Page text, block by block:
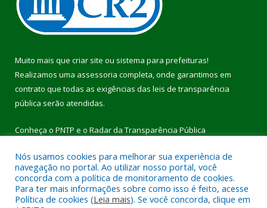
Muito mais que criar site ou sistema para prefeituras!
Realizamos uma assessoria completa, onde garantimos em
contrato que todas as exigências das leis de transparência
pública serão atendidas.
Conheça o PNTP e o Radar da Transparência Pública
Todos os direitos reservados a Prefeitura Municipal de Pau
D’Arco.
Nós usamos cookies para melhorar sua experiência de
navegação no portal. Ao utilizar nosso portal, você
concorda com a política de monitoramento de cookies.
Para ter mais informações sobre como isso é feito, acesse
Política de cookies (Leia mais). Se você concorda, clique em